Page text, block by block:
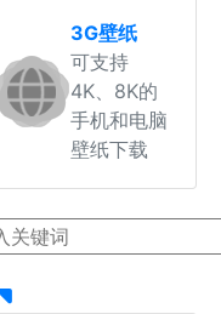
3G壁纸
可支持
4K、8K的
手机和电脑
壁纸下载